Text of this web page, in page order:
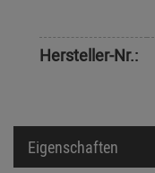
Hersteller-Nr.:
Eigenschaften